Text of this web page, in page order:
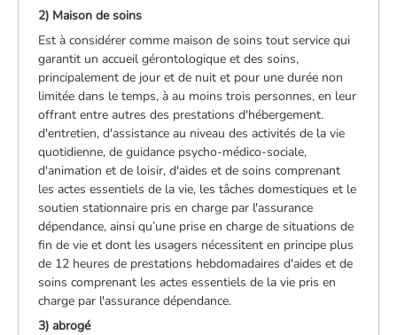
2) Maison de soins
Est à considérer comme maison de soins tout service qui
garantit un accueil gérontologique et des soins,
principalement de jour et de nuit et pour une durée non
limitée dans le temps, à au moins trois personnes, en leur
offrant entre autres des prestations d'hébergement.
d'entretien, d'assistance au niveau des activités de la vie
quotidienne, de guidance psycho-médico-sociale,
d'animation et de loisir, d'aides et de soins comprenant
les actes essentiels de la vie, les tâches domestiques et le
soutien stationnaire pris en charge par l'assurance
dépendance, ainsi qu’une prise en charge de situations de
fin de vie et dont les usagers nécessitent en principe plus
de 12 heures de prestations hebdomadaires d'aides et de
soins comprenant les actes essentiels de la vie pris en
charge par l'assurance dépendance.
3) abrogé